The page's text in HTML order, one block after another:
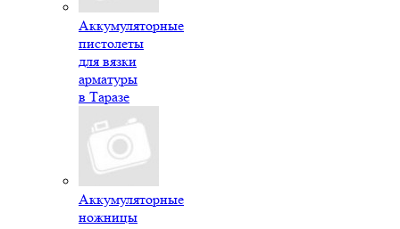
Аккумуляторные
пистолеты
для вязки
арматуры
в Таразе
Аккумуляторные
ножницы